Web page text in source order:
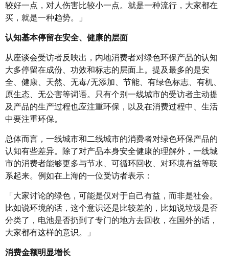
较好一点，对人伤害比较小一点。就是一种流行，大家都在
买，就是一种趋势。」
认知基本停留在安全、健康的层面
从座谈会受访者反映出，内地消费者对绿色环保产品的认知
大多停留在成份、功效和标志的层面上。提及最多的是安
全、健康、天然、无毒/无添加、节能、有绿色标志、有机、
原生态、无公害等词语。只有个别一线城市的受访者主动提
及产品的生产过程也应注重环保，以及在消费过程中、生活
中要注重环保。
总体而言，一线城市和二线城市的消费者对绿色环保产品的
认知有些差异。除了对产品本身安全健康的理解外，一线城
市的消费者能够更多与节水、可循环回收、对环境有益等联
系起来。例如在上海的一位受访者表示：
「大家讨论的绿色，可能是仅对于自己有益，而非是社会。
比如说环境的话，这个意识还是比较差的，比如说垃圾是否
分类了，电池是否扔到了专门的地方去回收，在国外的话，
大家都有这样的意识。」
消费金额明显增长